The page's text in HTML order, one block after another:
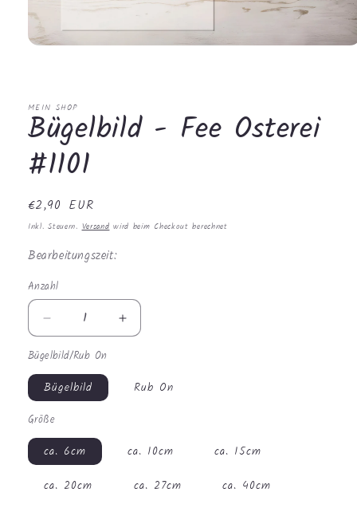
MEIN SHOP
Bügelbild - Fee Osterei
#1101
Normaler
Preis
€2,90 EUR
Inkl. Steuern.Versandwird beim Checkout berechnet
Bearbeitungszeit:
Anzahl
Anzahl
Verringere
die
Menge
für
Bügelbild
Fee
Osterei
#1101
Erhöhe
die
Bügelbild
#1101
Bügelbild/Rub On
Bügelbild Rub On
Größe
ca. 6cm ca. 10cm
ca. 15cm
ca. 20cm
ca. 27cm ca. 40cm